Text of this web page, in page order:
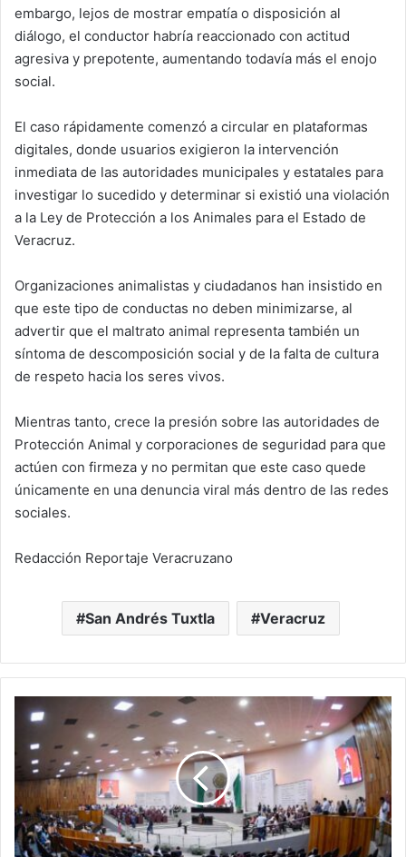
embargo, lejos de mostrar empatía o disposición al
diálogo, el conductor habría reaccionado con actitud
agresiva y prepotente, aumentando todavía más el enojo
social.
El caso rápidamente comenzó a circular en plataformas
digitales, donde usuarios exigieron la intervención
inmediata de las autoridades municipales y estatales para
investigar lo sucedido y determinar si existió una violación
a la Ley de Protección a los Animales para el Estado de
Veracruz.
Organizaciones animalistas y ciudadanos han insistido en
que este tipo de conductas no deben minimizarse, al
advertir que el maltrato animal representa también un
síntoma de descomposición social y de la falta de cultura
de respeto hacia los seres vivos.
Mientras tanto, crece la presión sobre las autoridades de
Protección Animal y corporaciones de seguridad para que
actúen con firmeza y no permitan que este caso quede
únicamente en una denuncia viral más dentro de las redes
sociales.
Redacción Reportaje Veracruzano
San Andrés Tuxtla Veracruz
Morena
busca
cerrar
paso
cacicazgo
político: